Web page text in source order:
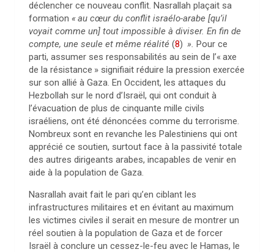
déclencher ce nouveau conflit. Nasrallah plaçait sa
formation «au cœur du conflit israélo-arabe [qu’il
voyait comme un] tout impossible à diviser. En fin de
compte, une seule et même réalité (8) ». Pour ce
parti, assumer ses responsabilités au sein de l’« axe
de la résistance » signifiait réduire la pression exercée
sur son allié à Gaza. En Occident, les attaques du
Hezbollah sur le nord d’Israël, qui ont conduit à
l’évacuation de plus de cinquante mille civils
israéliens, ont été dénoncées comme du terrorisme.
Nombreux sont en revanche les Palestiniens qui ont
apprécié ce soutien, surtout face à la passivité totale
des autres dirigeants arabes, incapables de venir en
aide à la population de Gaza.
Nasrallah avait fait le pari qu’en ciblant les
infrastructures militaires et en évitant au maximum
les victimes civiles il serait en mesure de montrer un
réel soutien à la population de Gaza et de forcer
Israël à conclure un cessez-le-feu avec le Hamas, le